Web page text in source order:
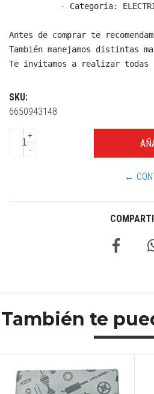
- Categoría:
Antes de comprar te
También manejamos distintas
Te invitamos a realizar todas
SKU:
6650943148
+
-
←
También te